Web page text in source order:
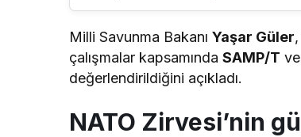
Milli Savunma BakanıYaşar Güler
çalışmalar kapsamındaSAMP/T ve
değerlendirildiğini açıkladı.
NATO Zirvesi’nin